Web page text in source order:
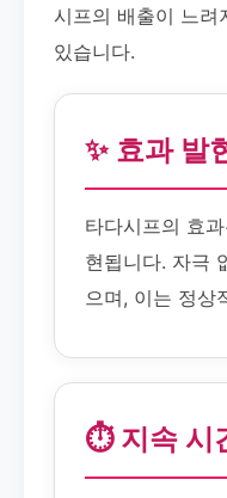
시프의 배출이 느려
있습니다.
✨ 효과 발
타다시프의 효
현됩니다. 자극
으며, 이는 정상
⏱️ 지속 시